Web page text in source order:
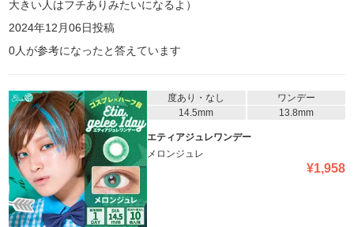
大きい人はフチありみたいになるよ）
2024年12月06日投稿
0人が参考になったと答えています
度あり・なし
ワンデー
14.5mm
13.8mm
エティアジュレワンデー
メロンジュレ
¥1,958